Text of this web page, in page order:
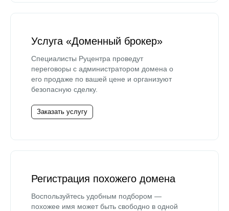
Услуга «Доменный брокер»
Специалисты Руцентра проведут
переговоры с администратором домена о
его продаже по вашей цене и организуют
безопасную сделку.
Заказать услугу
Регистрация похожего домена
Воспользуйтесь удобным подбором —
похожее имя может быть свободно в одной